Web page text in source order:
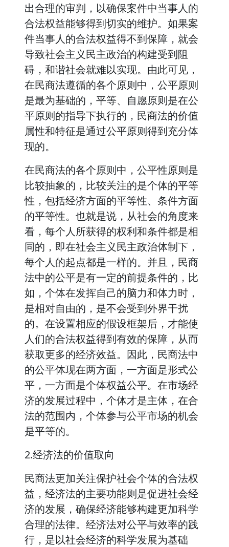
出合理的审判，以确保案件中当事人的
合法权益能够得到切实的维护。如果案
件当事人的合法权益得不到保障，就会
导致社会主义民主政治的构建受到阻
碍，和谐社会就难以实现。由此可见，
在民商法遵循的各个原则中，公平原则
是最为基础的，平等、自愿原则是在公
平原则的指导下执行的，民商法的价值
属性和特征是通过公平原则得到充分体
现的。
在民商法的各个原则中，公平性原则是
比较抽象的，比较关注的是个体的平等
性，包括经济方面的平等性、条件方面
的平等性。也就是说，从社会的角度来
看，每个人所获得的权利和条件都是相
同的，即在社会主义民主政治体制下，
每个人的起点都是一样的。并且，民商
法中的公平是有一定的前提条件的，比
如，个体在发挥自己的脑力和体力时，
是相对自由的，是不会受到外界干扰
的。在设置相应的假设框架后，才能使
人们的合法权益得到有效的保障，从而
获取更多的经济效益。因此，民商法中
的公平体现在两方面，一方面是形式公
平，一方面是个体权益公平。在市场经
济的发展过程中，个体才是主体，在合
法的范围内，个体参与公平市场的机会
是平等的。
2.经济法的价值取向
民商法更加关注保护社会个体的合法权
益，经济法的主要功能则是促进社会经
济的发展，确保经济能够构建更加科学
合理的法律。经济法对公平与效率的践
行，是以社会经济的科学发展为基础